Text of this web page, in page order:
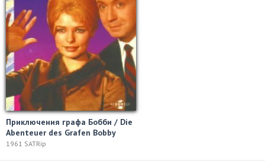
Приключения графа Бобби / Die
Abenteuer des Grafen Bobby
1961 SATRip